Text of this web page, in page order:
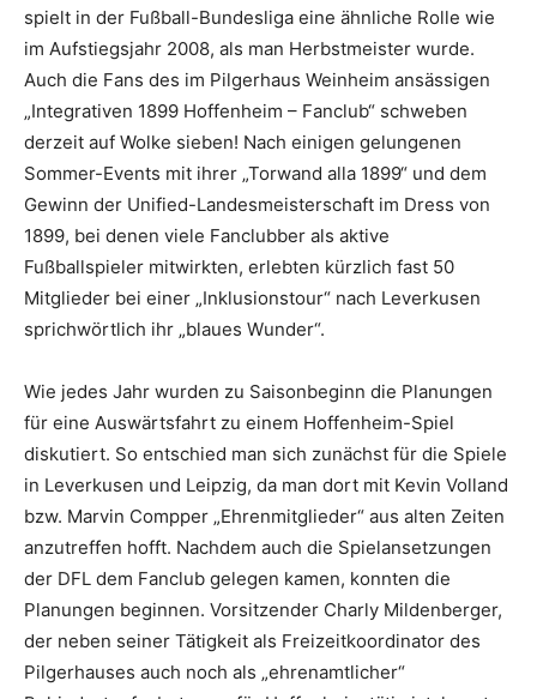
spielt in der Fußball-Bundesliga eine ähnliche Rolle wie
im Aufstiegsjahr 2008, als man Herbstmeister wurde.
Auch die Fans des im Pilgerhaus Weinheim ansässigen
„Integrativen 1899 Hoffenheim – Fanclub“ schweben
derzeit auf Wolke sieben! Nach einigen gelungenen
Sommer-Events mit ihrer „Torwand alla 1899“ und dem
Gewinn der Unified-Landesmeisterschaft im Dress von
1899, bei denen viele Fanclubber als aktive
Fußballspieler mitwirkten, erlebten kürzlich fast 50
Mitglieder bei einer „Inklusionstour“ nach Leverkusen
sprichwörtlich ihr „blaues Wunder“.
Wie jedes Jahr wurden zu Saisonbeginn die Planungen
für eine Auswärtsfahrt zu einem Hoffenheim-Spiel
diskutiert. So entschied man sich zunächst für die Spiele
in Leverkusen und Leipzig, da man dort mit Kevin Volland
bzw. Marvin Compper „Ehrenmitglieder“ aus alten Zeiten
anzutreffen hofft. Nachdem auch die Spielansetzungen
der DFL dem Fanclub gelegen kamen, konnten die
Planungen beginnen. Vorsitzender Charly Mildenberger,
der neben seiner Tätigkeit als Freizeitkoordinator des
Pilgerhauses auch noch als „ehrenamtlicher“